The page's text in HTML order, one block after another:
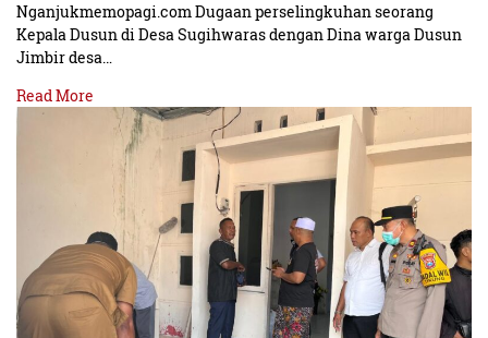
Nganjukmemopagi.com Dugaan perselingkuhan seorang
Kepala Dusun di Desa Sugihwaras dengan Dina warga Dusun
Jimbir desa…
Read More